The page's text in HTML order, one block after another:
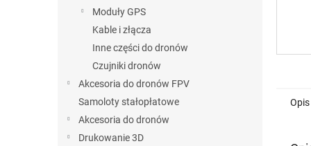
Moduły GPS
Kable i złącza
Inne części do dronów
Czujniki dronów
Akcesoria do dronów FPV
Samoloty stałopłatowe
Akcesoria do dronów
Drukowanie 3D
Opis